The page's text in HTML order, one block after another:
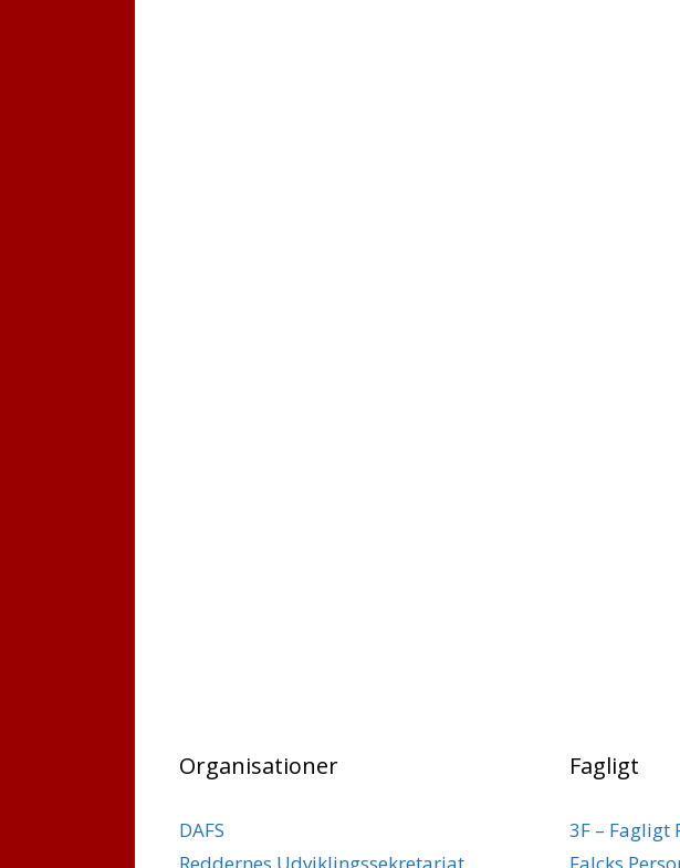
Organisationer
DAFS
Reddernes Udviklingssekretariat
Fagligt
3F –
Falcks